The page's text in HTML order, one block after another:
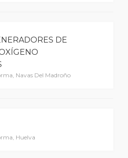
DE
Navas Del Madroño
Huelva